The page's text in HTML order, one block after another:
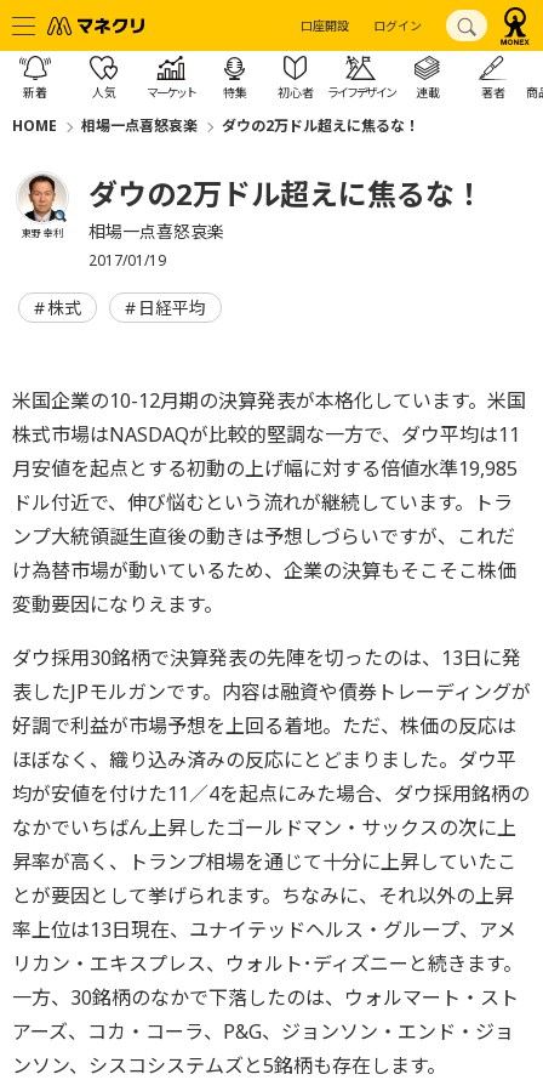
口座開設 ログイン
新着 人気 マーケット 特集 初心者 ライフデザイン 連載 著者 商
HOME 相場一点喜怒哀楽 ダウの2万ドル超えに焦るな！
東野 幸利
ダウの2万ドル超えに焦るな！
相場一点喜怒哀楽
2017/01/19
株式 日経平均
米国企業の10-12月期の決算発表が本格化しています。米国
株式市場はNASDAQが比較的堅調な一方で、ダウ平均は11
月安値を起点とする初動の上げ幅に対する倍値水準19,985
ドル付近で、伸び悩むという流れが継続しています。トラ
ンプ大統領誕生直後の動きは予想しづらいですが、これだ
け為替市場が動いているため、企業の決算もそこそこ株価
変動要因になりえます。
ダウ採用30銘柄で決算発表の先陣を切ったのは、13日に発
表したJPモルガンです。内容は融資や債券トレーディングが
好調で利益が市場予想を上回る着地。ただ、株価の反応は
ほぼなく、織り込み済みの反応にとどまりました。ダウ平
均が安値を付けた11／4を起点にみた場合、ダウ採用銘柄の
なかでいちばん上昇したゴールドマン・サックスの次に上
昇率が高く、トランプ相場を通じて十分に上昇していたこ
とが要因として挙げられます。ちなみに、それ以外の上昇
率上位は13日現在、ユナイテッドヘルス・グループ、アメ
リカン・エキスプレス、ウォルト･ディズニーと続きます。
一方、30銘柄のなかで下落したのは、ウォルマート・スト
アーズ、コカ・コーラ、P&G、ジョンソン・エンド・ジョ
ンソン、シスコシステムズと5銘柄も存在します。